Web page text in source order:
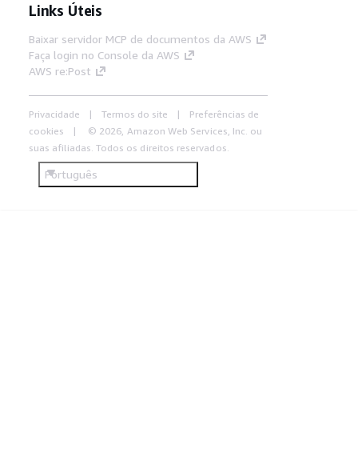
Links Úteis
Baixar servidor MCP de documentos da AWS
Faça login no Console da AWS
AWS re:Post
Privacidade Termos do site
Preferências de
cookies
© 2026, Amazon Web Services, Inc. ou
suas afiliadas. Todos os direitos reservados.
Português